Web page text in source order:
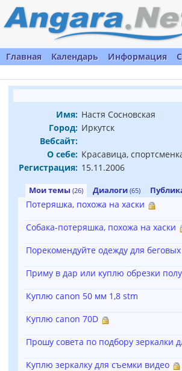
Главная Календарь Информация
Имя: Настя Сосновская
Город: Иркутск
Вебсайт:
О себе: Красавица,
Регистрация: 15.11.2006
Мои темы (26) Диалоги (65)
Потеряшка, похожа на хаски
Собака-потеряшка, похожа на хаски
Порекомендуйте одежду для
Приму в дар или куплю обрезки
Куплю canon 50 мм 1,8 stm
Куплю canon 70D
Прошу совета по подбору зеркалки
Куплю зеркалку для съемки видео